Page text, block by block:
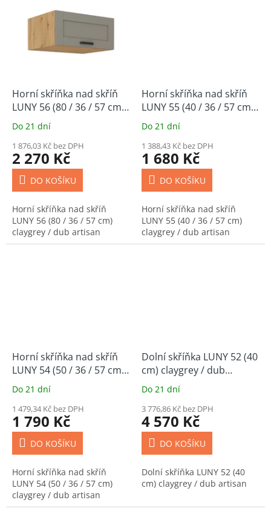
Horní skříňka nad skříň
LUNY 56 (80 / 36 / 57 cm)
claygrey / dub artisan
Do 21 dní
1 876,03 Kč bez DPH
2 270 Kč
DO KOŠÍKU
Horní skříňka nad skříň
LUNY 56 (80 / 36 / 57 cm)
claygrey / dub artisan
Horní skříňka nad skříň
LUNY 55 (40 / 36 / 57 cm)
claygrey / dub artisan
Do 21 dní
1 388,43 Kč bez DPH
1 680 Kč
DO KOŠÍKU
Horní skříňka nad skříň
LUNY 55 (40 / 36 / 57 cm)
claygrey / dub artisan
Horní skříňka nad skříň
LUNY 54 (50 / 36 / 57 cm)
claygrey / dub artisan
Do 21 dní
1 479,34 Kč bez DPH
1 790 Kč
DO KOŠÍKU
Horní skříňka nad skříň
LUNY 54 (50 / 36 / 57 cm)
claygrey / dub artisan
Dolní skříňka LUNY 52 (40
cm) claygrey / dub
artisan
Do 21 dní
3 776,86 Kč bez DPH
4 570 Kč
DO KOŠÍKU
Dolní skříňka LUNY 52 (40
cm) claygrey / dub artisan